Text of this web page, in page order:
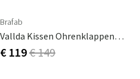
Brafab
Vallda Kissen Ohrenklappen-Sessel
€ 119€ 149